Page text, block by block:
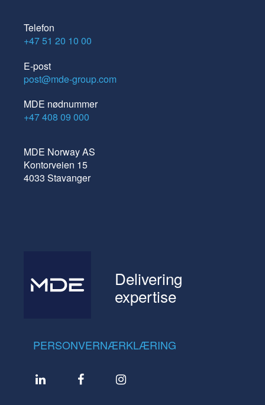
Telefon
+47 51 20 10 00
E-post
post@mde-group.com
MDE nødnummer
+47 408 09 000
MDE Norway AS
Kontorveien 15
4033 Stavanger
Delivering
expertise
PERSONVERNÆRKLÆRING